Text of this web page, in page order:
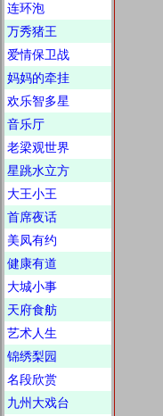
连环泡
万秀猪王
爱情保卫战
妈妈的牵挂
欢乐智多星
音乐厅
老梁观世界
星跳水立方
大王小王
首席夜话
美凤有约
健康有道
大城小事
天府食舫
艺术人生
锦绣梨园
名段欣赏
九州大戏台